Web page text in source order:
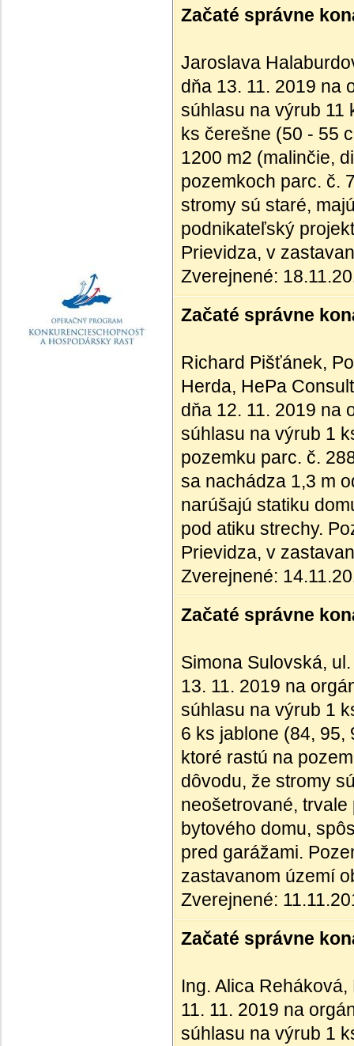
Začaté správne
Jaroslava
dňa 13. 11. 2019 na
súhlasu na výrub 11
ks čerešne (50 - 55
1200 m2 (malinčie,
pozemkoch parc. č.
stromy sú staré,
podnikateľský
Prievidza, v
Zverejnené:
Začaté správne
Richard Pišťánek,
Herda, HePa
dňa 12. 11. 2019 na
súhlasu na výrub 1
pozemku parc. č.
sa nachádza 1,3 m
narúšajú statiku
pod atiku strechy.
Prievidza, v
Zverejnené:
Začaté správne
Simona Sulovská,
13. 11. 2019 na
súhlasu na výrub 1
6 ks jablone (84, 95,
ktoré rastú na
dôvodu, že stromy
neošetrované,
bytového domu,
pred garážami.
zastavanom území
Zverejnené:
Začaté správne
Ing. Alica
11. 11. 2019 na
súhlasu na výrub 1